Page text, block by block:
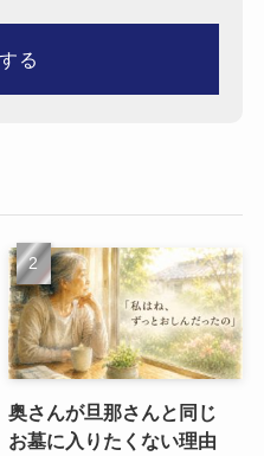
奥さんが​旦那さんと​同じ​
お墓に​入りたくない​理由